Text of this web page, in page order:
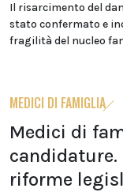
Il risarcimento del
stato confermato e
fragilità del nucleo
MEDICI DI FAMIGLIA
Medici di
candidature.
riforme